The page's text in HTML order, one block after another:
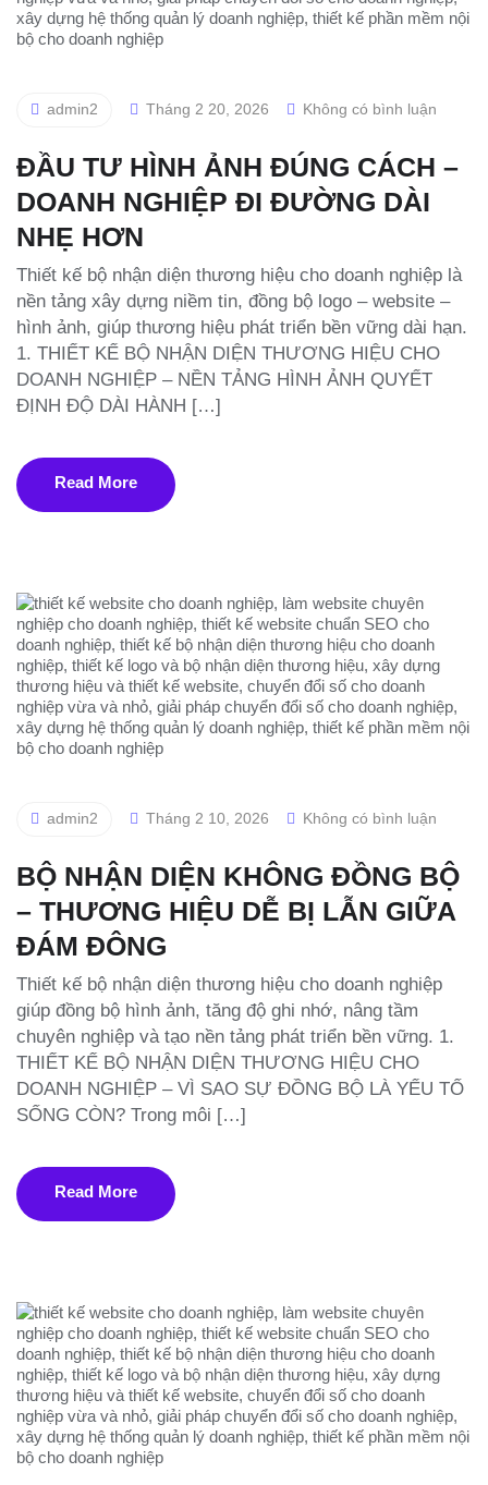
admin2 Tháng 2 20, 2026 Không có bình luận
ĐẦU TƯ HÌNH ẢNH ĐÚNG CÁCH –
DOANH NGHIỆP ĐI ĐƯỜNG DÀI
NHẸ HƠN
Thiết kế bộ nhận diện thương hiệu cho doanh nghiệp là
nền tảng xây dựng niềm tin, đồng bộ logo – website –
hình ảnh, giúp thương hiệu phát triển bền vững dài hạn.
1. THIẾT KẾ BỘ NHẬN DIỆN THƯƠNG HIỆU CHO
DOANH NGHIỆP – NỀN TẢNG HÌNH ẢNH QUYẾT
ĐỊNH ĐỘ DÀI HÀNH […]
Read More
admin2 Tháng 2 10, 2026 Không có bình luận
BỘ NHẬN DIỆN KHÔNG ĐỒNG BỘ
– THƯƠNG HIỆU DỄ BỊ LẪN GIỮA
ĐÁM ĐÔNG
Thiết kế bộ nhận diện thương hiệu cho doanh nghiệp
giúp đồng bộ hình ảnh, tăng độ ghi nhớ, nâng tầm
chuyên nghiệp và tạo nền tảng phát triển bền vững. 1.
THIẾT KẾ BỘ NHẬN DIỆN THƯƠNG HIỆU CHO
DOANH NGHIỆP – VÌ SAO SỰ ĐỒNG BỘ LÀ YẾU TỐ
SỐNG CÒN? Trong môi […]
Read More